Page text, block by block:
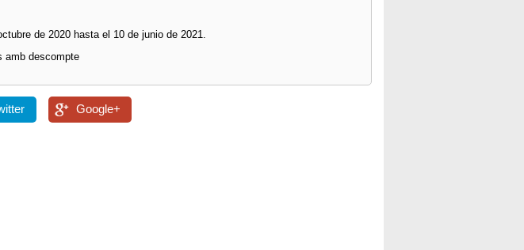
de 2020 hasta el 10 de junio de 2021.
amb descompte
Google+